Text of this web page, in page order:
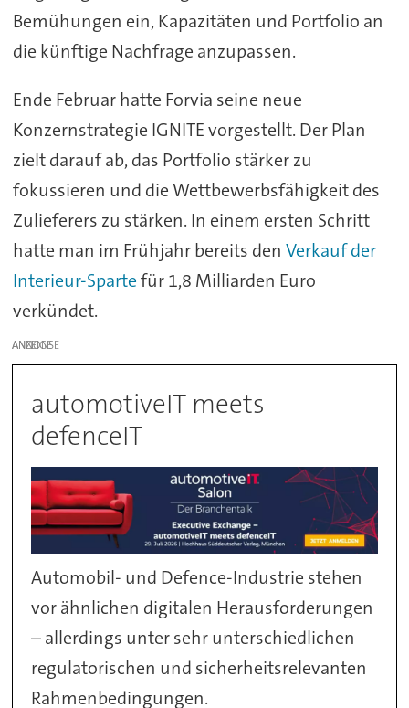
Bemühungen ein, Kapazitäten und Portfolio an
die künftige Nachfrage anzupassen.
Ende Februar hatte Forvia seine neue
Konzernstrategie IGNITE vorgestellt. Der Plan
zielt darauf ab, das Portfolio stärker zu
fokussieren und die Wettbewerbsfähigkeit des
Zulieferers zu stärken. In einem ersten Schritt
hatte man im Frühjahr bereits den Verkauf der
Interieur-Spartefür 1,8 Milliarden Euro
verkündet.
ANZEIGE
automotiveIT meets
defenceIT
Automobil- und Defence-Industrie stehen
vor ähnlichen digitalen Herausforderungen
– allerdings unter sehr unterschiedlichen
regulatorischen und sicherheitsrelevanten
Rahmenbedingungen.